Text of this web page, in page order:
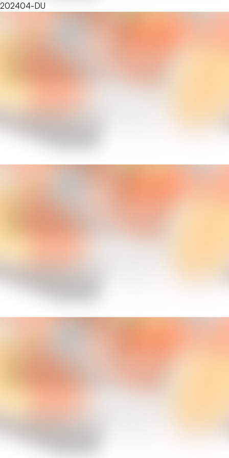
202404-DU